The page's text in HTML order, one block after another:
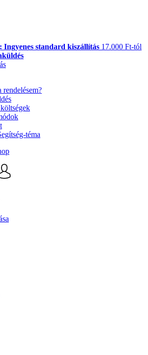
Ingyenes standard kiszállítás 17.000 Ft-tól
rendelésem?
téma